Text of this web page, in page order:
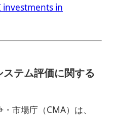
investments in
テム評価に関する
市場庁（CMA）は、